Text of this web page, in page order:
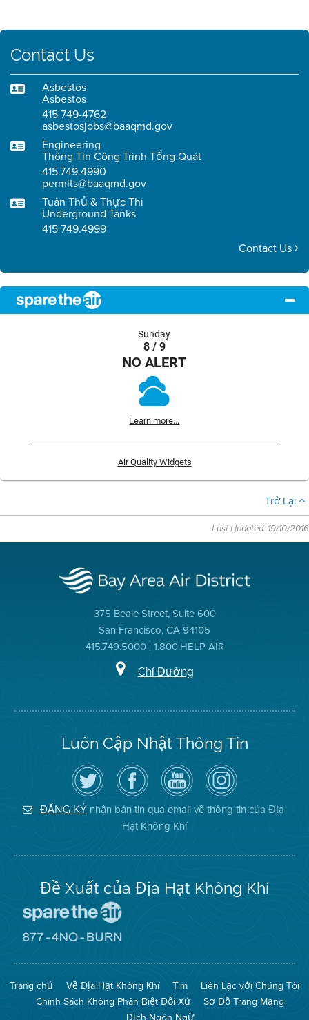
Contact Us
Asbestos
Asbestos
415 749-4762
asbestosjobs@baaqmd.gov
Engineering
Thông Tin Công Trình Tổng Quát
415.749.4990
permits@baaqmd.gov
Tuân Thủ & Thực Thi
Underground Tanks
415 749.4999
Contact Us
Sunday
8 / 9
NO ALERT
Learn more...
Air Quality Widgets
Trở Lại
Last Updated: 19/10/2016
375 Beale Street, Suite 600
San Francisco, CA 94105
415.749.5000 | 1.800.HELP AIR
Chỉ Đường
Luôn Cập Nhật Thông Tin
Hãy
theo
dõi
Địa
Hạt
Không
Truy
cập
Trang
Facebook
của
Địa
Hạt
Kênh
YouTube
của
Địa
Hạt
Không
Khí
Air
District
on
Instagram
ĐĂNG KÝ nhận bản tin qua email về thông tin của Địa
Hạt Không Khí
Đề Xuất của Địa Hạt Không Khí
The
(Bảo
Toàn
Không
Khí)
Mạng
No
Burn
(Không
Đốt)
Trang chủ Về Địa Hạt Không Khí Tìm
Liên Lạc với Chúng Tôi
Chính Sách Không Phân Biệt Đối Xử
Sơ Đồ Trang Mạng